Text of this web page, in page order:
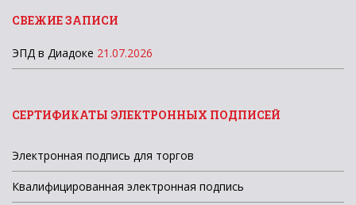
СВЕЖИЕ ЗАПИСИ
ЭПД в Диадоке 21.07.2026
СЕРТИФИКАТЫ ЭЛЕКТРОННЫХ ПОДПИСЕЙ
Электронная подпись для торгов
Квалифицированная электронная подпись